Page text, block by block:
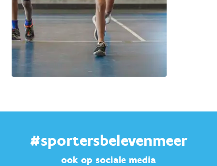
#sportersbelevenmeer
ook op sociale media